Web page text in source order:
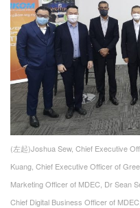
(左起)Joshua Sew, Chief Executive
Kuang, Chief Executive Officer of
Marketing Officer of MDEC, Dr Sean
Chief Digital Business Officer of